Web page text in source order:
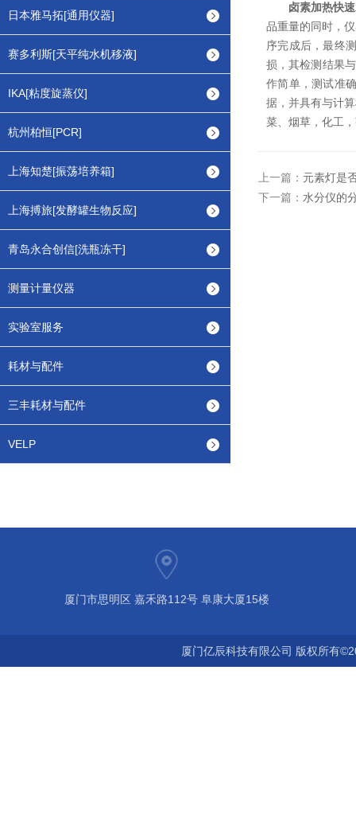
日本雅马拓[通用仪器]
赛多利斯[天平纯水机移液]
IKA[粘度旋蒸仪]
杭州柏恒[PCR]
上海知楚[振荡培养箱]
上海搏旅[发酵罐生物反应]
青岛永合创信[洗瓶冻干]
测量计量仪器
实验室服务
耗材与配件
三丰耗材与配件
VELP
卤素加热快
品重量的同时，
序完成后，最终
损，其检测结果与
作简单，测试准
据，并具有与计
菜、烟草，化工
上一篇： 元素灯是
下一篇： 水分仪的
厦门市思明区 嘉禾路112号 阜康大厦15楼
厦门亿辰科技有限公司 版权所有